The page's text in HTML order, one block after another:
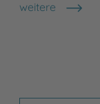
weitere
Shops anzeigen